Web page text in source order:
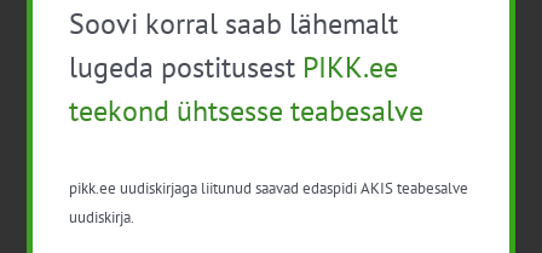
Pikk.ee uudiskirjaga liitumine.
Soovi korral saab lähemalt
lugeda postitusest PIKK.ee
teekond ühtsesse teabesalve
pikk.ee uudiskirjaga liitunud saavad edaspidi AKIS teabesalve
uudiskirja.